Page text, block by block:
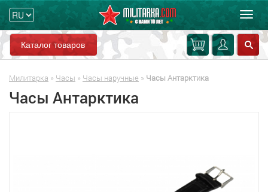
Каталог товаров
Милитарка » Часы » Часы наручные » Часы Антарктика
Часы Антарктика